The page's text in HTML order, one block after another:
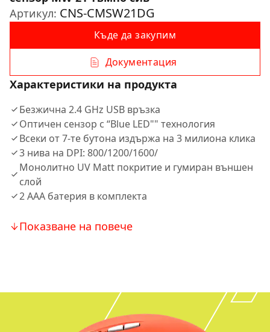
Артикул: CNS-CMSW21DG
Къде да закупим
Документация
Характеристики на продукта
Безжична 2.4 GHz USB връзка
Оптичен сензор с “Blue LED"" технология
Всеки от 7-те бутона издържа на 3 милиона клика
3 нива на DPI: 800/1200/1600/
Монолитно UV Matt покритие и гумиран външен
слой
2 AAA батерия в комплекта
Показване на повече